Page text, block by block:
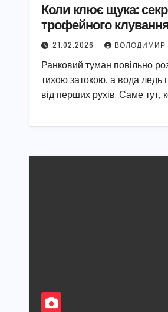
Коли клює щука:
трофейного
21.02.2026 ВОЛОДИМИР
Ранковий туман повільно
тихою затокою, а вода ледь
від перших рухів. Саме тут,